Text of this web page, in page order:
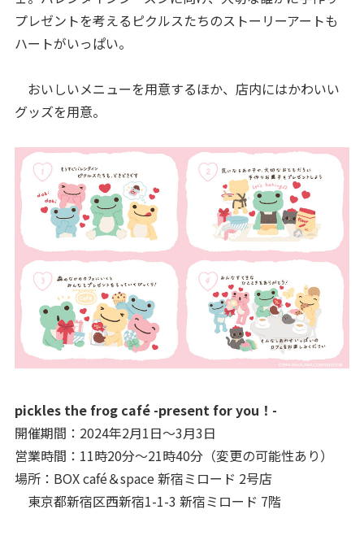
プレゼントを考えるピクルスたちのストーリーアートも
ハートがいっぱい。
おいしいメニューを用意するほか、店内にはかわいい
グッズを用意。
pickles the frog café -present for you！-
開催期間：2024年2月1日～3月3日
営業時間：11時20分～21時40分（変更の可能性あり）
場所：BOX café＆space 新宿ミロード 2号店
東京都新宿区西新宿1-1-3 新宿ミロード 7階